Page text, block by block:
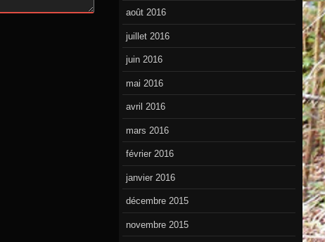
août 2016
juillet 2016
juin 2016
mai 2016
avril 2016
mars 2016
février 2016
janvier 2016
décembre 2015
novembre 2015